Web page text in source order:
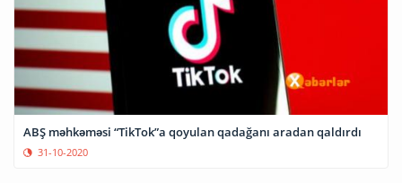
ABŞ məhkəməsi “TikTok”a qoyulan qadağanı aradan qaldırdı
31-10-2020